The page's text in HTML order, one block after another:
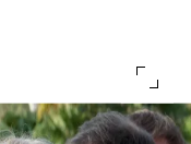
marquant le